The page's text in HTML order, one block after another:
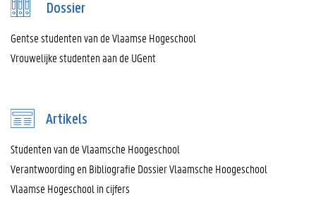
Dossier
Gentse studenten van de Vlaamse Hogeschool
Vrouwelijke studenten aan de UGent
Artikels
Studenten van de Vlaamsche Hoogeschool
Verantwoording en Bibliografie Dossier Vlaamsche Hoogeschool
Vlaamse Hogeschool in cijfers